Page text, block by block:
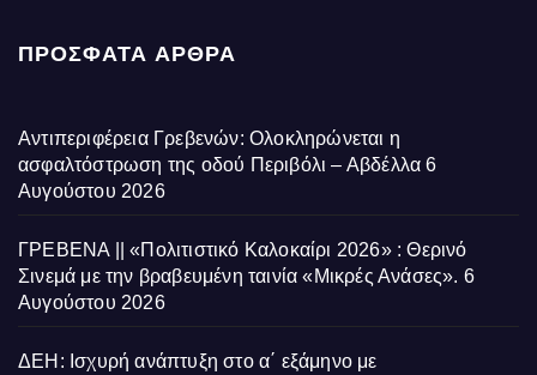
ΠΡΌΣΦΑΤΑ ΆΡΘΡΑ
Αντιπεριφέρεια Γρεβενών: Ολοκληρώνεται η
ασφαλτόστρωση της οδού Περιβόλι – Αβδέλλα 6
Αυγούστου 2026
ΓΡΕΒΕΝΑ || «Πολιτιστικό Καλοκαίρι 2026» : Θερινό
Σινεμά με την βραβευμένη ταινία «Μικρές Ανάσες». 6
Αυγούστου 2026
ΔΕΗ: Ισχυρή ανάπτυξη στο α΄ εξάμηνο με